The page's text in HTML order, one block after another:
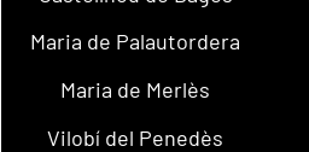
Maria de Palautordera
Maria de Merlès
Vilobí del Penedès